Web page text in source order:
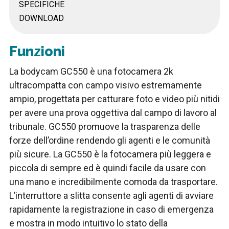
SPECIFICHE
DOWNLOAD
Funzioni
La bodycam GC550 è una fotocamera 2k
ultracompatta con campo visivo estremamente
ampio, progettata per catturare foto e video più nitidi
per avere una prova oggettiva dal campo di lavoro al
tribunale. GC550 promuove la trasparenza delle
forze dell’ordine rendendo gli agenti e le comunità
più sicure. La GC550 è la fotocamera più leggera e
piccola di sempre ed è quindi facile da usare con
una mano e incredibilmente comoda da trasportare.
L’interruttore a slitta consente agli agenti di avviare
rapidamente la registrazione in caso di emergenza
e mostra in modo intuitivo lo stato della